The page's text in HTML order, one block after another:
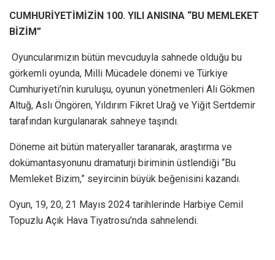
CUMHURİYETİMİZİN 100. YILI ANISINA “BU MEMLEKET
BİZİM”
Oyuncularımızın bütün mevcuduyla sahnede olduğu bu
görkemli oyunda, Milli Mücadele dönemi ve Türkiye
Cumhuriyeti’nin kuruluşu, oyunun yönetmenleri Ali Gökmen
Altuğ, Aslı Öngören, Yıldırım Fikret Urağ ve Yiğit Sertdemir
tarafından kurgulanarak sahneye taşındı.
Döneme ait bütün materyaller taranarak, araştırma ve
dokümantasyonunu dramaturji biriminin üstlendiği “Bu
Memleket Bizim,” seyircinin büyük beğenisini kazandı.
Oyun, 19, 20, 21 Mayıs 2024 tarihlerinde Harbiye Cemil
Topuzlu Açık Hava Tiyatrosu’nda sahnelendi.